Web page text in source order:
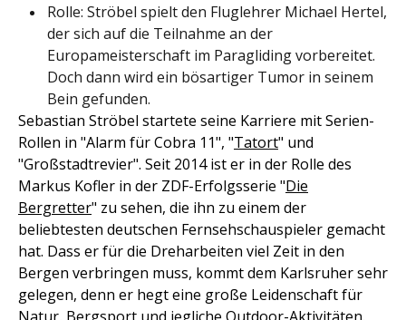
Rolle: Ströbel spielt den Fluglehrer Michael Hertel,
der sich auf die Teilnahme an der
Europameisterschaft im Paragliding vorbereitet.
Doch dann wird ein bösartiger Tumor in seinem
Bein gefunden.
Sebastian Ströbel startete seine Karriere mit Serien-
Rollen in "Alarm für Cobra 11", "Tatort" und
"Großstadtrevier". Seit 2014 ist er in der Rolle des
Markus Kofler in der ZDF-Erfolgsserie "Die
Bergretter" zu sehen, die ihn zu einem der
beliebtesten deutschen Fernsehschauspieler gemacht
hat. Dass er für die Dreharbeiten viel Zeit in den
Bergen verbringen muss, kommt dem Karlsruher sehr
gelegen, denn er hegt eine große Leidenschaft für
Natur, Bergsport und jegliche Outdoor-Aktivitäten.